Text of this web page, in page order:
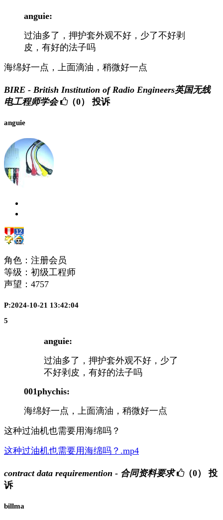
anguie:
过油多了，押护套外观不好，少了不好剥
皮，有好的法子吗
海绵好一点，上面滴油，稍微好一点
BIRE - British Institution of Radio Engineers英国无线
电工程师学会
（0） 投诉
anguie
角色：注册会员
等级：初级工程师
声望： 4757
P:2024-10-21 13:42:04
5
anguie:
过油多了，押护套外观不好，少了
不好剥皮，有好的法子吗
001phychis:
海绵好一点，上面滴油，稍微好一点
这种过油机也需要用海绵吗？
这种过油机也需要用海绵吗？.mp4
contract data requiremention - 合同资料要求 （0）
投
诉
billma